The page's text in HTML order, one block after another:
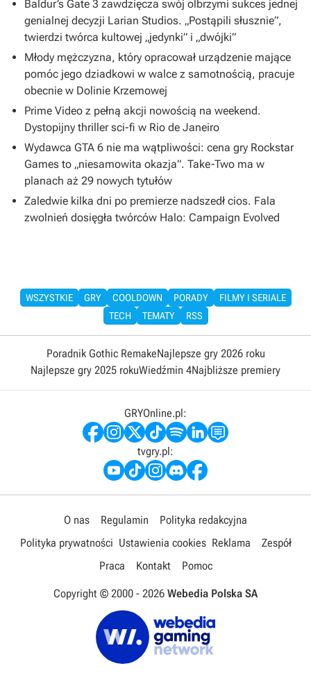
Baldur’s Gate 3 zawdzięcza swój olbrzymi sukces jednej
genialnej decyzji Larian Studios. „Postąpili słusznie”,
twierdzi twórca kultowej „jedynki” i „dwójki”
Młody mężczyzna, który opracował urządzenie mające
pomóc jego dziadkowi w walce z samotnością, pracuje
obecnie w Dolinie Krzemowej
Prime Video z pełną akcji nowością na weekend.
Dystopijny thriller sci-fi w Rio de Janeiro
Wydawca GTA 6 nie ma wątpliwości: cena gry Rockstar
Games to „niesamowita okazja”. Take-Two ma w
planach aż 29 nowych tytułów
Zaledwie kilka dni po premierze nadszedł cios. Fala
zwolnień dosięgła twórców Halo: Campaign Evolved
WSZYSTKIE GRY COOLDOWN PORADY
FILMY I SERIALE
TECH
TEMATY RSS
Poradnik Gothic RemakeNajlepsze gry 2026 roku
Najlepsze gry 2025 rokuWiedźmin 4Najbliższe premiery
GRYOnline.pl:
tvgry.pl:
O nas Regulamin
Polityka redakcyjna
Polityka prywatności Ustawienia cookies Reklama
Zespół
Praca
Kontakt Pomoc
Copyright © 2000 - 2026 Webedia Polska SA